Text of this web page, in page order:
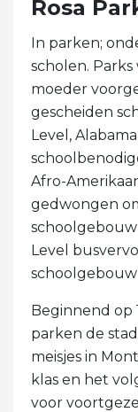
Rosa
In parken;
scholen.
moeder
gescheiden
Level,
Afro-
gedwongen
Level
Beginnend op
parken de
meisjes in
klas en het
voor